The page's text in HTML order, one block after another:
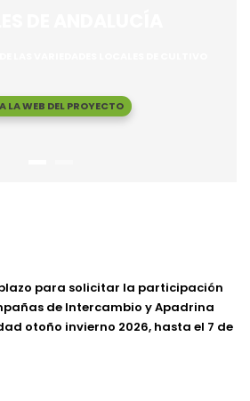
LA WEB DEL PROYECTO
para solicitar la participación
de Intercambio y Apadrina
otoño invierno 2026, hasta el 7 de